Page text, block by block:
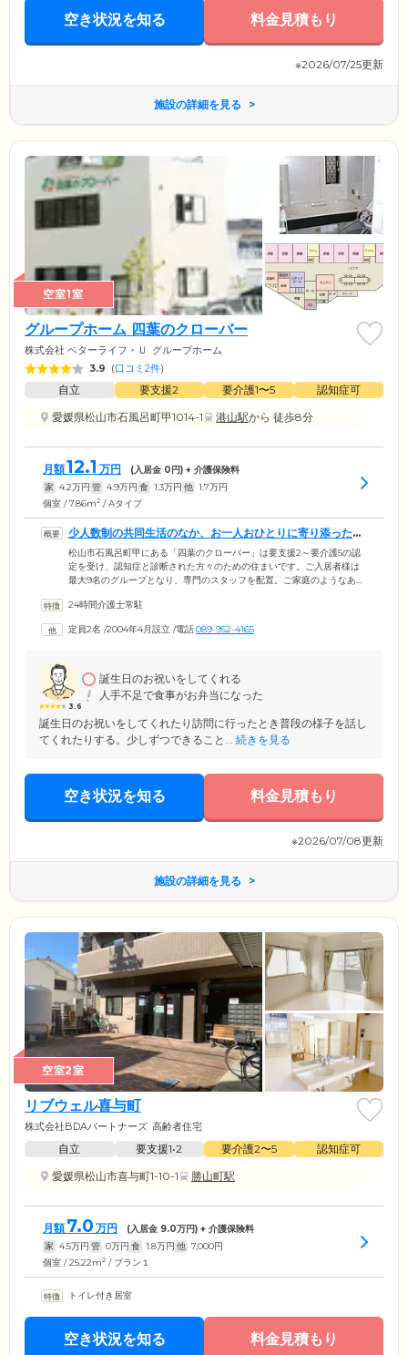
空き状況を知る 料金見積もり
※2026/07/25更新
施設の詳細を見る
空室1室
グループホーム 四葉のクローバー
株式会社 ベターライフ・Ｕ
グループホーム
3.9 (口コミ2件)
自立 要支援2 要介護1〜5
認知症可
愛媛県松山市石風呂町甲1014-1
港山駅から 徒歩8分
月額12.1 万円 (入居金 0円) + 介護保険料
家 4.2万円 管 4.9万円 食 1.3万円 他 1.7万円
個室 / 7.86m2 / Aタイプ
少人数制の共同生活のなか、お一人おひとりに寄り添ったケ
アをご提供します
松山市石風呂町甲にある「四葉のクローバー」は要支援2～要介護5の認
定を受け、認知症と診断された方々のための住まいです。ご入居者様は
最大9名のグループとなり、専門のスタッフを配置。ご家庭のようなあた
じて、ご入居者様それぞれの個性をしっかりと把握。お食事の支度や掃
ただいています。暮らしのなかでご自身の役割をしっかりとこなしなが
24時間介護士常駐
定員2名 /2004年4月設立 /電話089-952-4165
3.6
誕生日のお祝いをしてくれる
人手不足で食事がお弁当になった
誕生日のお祝いをしてくれたり訪問に行ったとき普段の様子を話し
てくれたりする。少しずつできること... 続きを見る
空き状況を知る 料金見積もり
※2026/07/08更新
施設の詳細を見る
空室2室
リブウェル喜与町
株式会社BDAパートナーズ 高齢者住宅
自立 要支援1•2 要介護2〜5
認知症可
愛媛県松山市喜与町1-10-1
勝山町駅
月額 7.0 万円 (入居金 9.0万円) + 介護保険料
家 4.5万円 管 0万円 食 1.8万円 他 7,000円
個室 / 25.22m2 / プラン１
トイレ付き居室
空き状況を知る 料金見積もり